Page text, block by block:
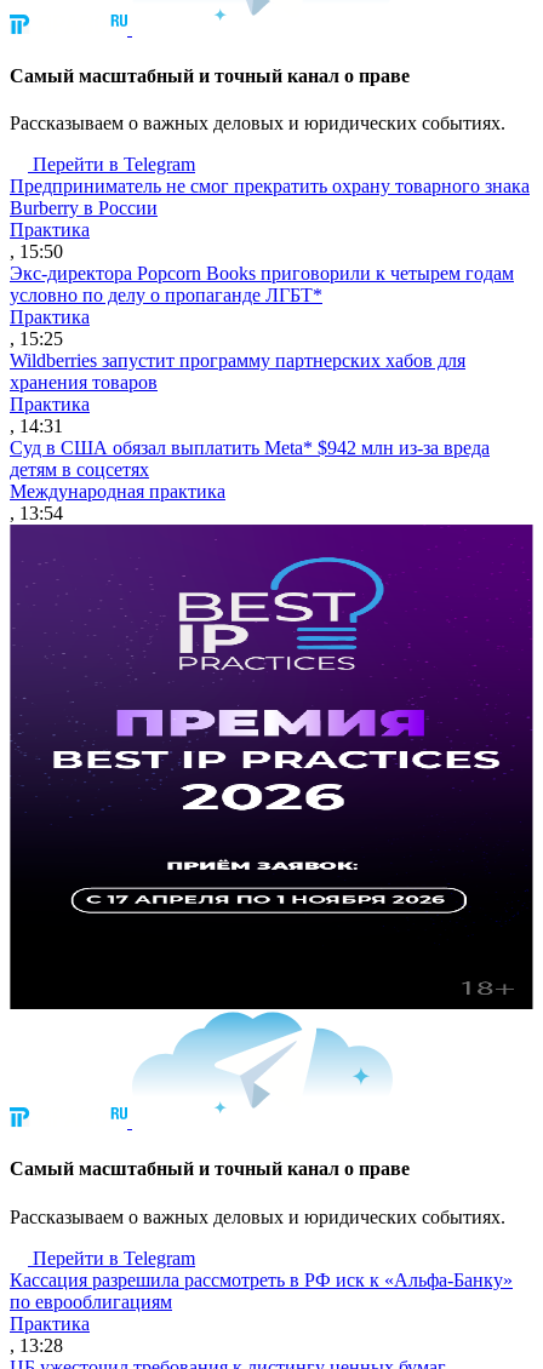
Cамый масштабный и точный канал о праве
Рассказываем о важных деловых и юридических событиях.
Перейти в Telegram
Предприниматель не смог прекратить охрану товарного знака
Burberry в России
Практика
, 15:50
Экс-директора Popcorn Books приговорили к четырем годам
условно по делу о пропаганде ЛГБТ*
Практика
, 15:25
Wildberries запустит программу партнерских хабов для
хранения товаров
Практика
, 14:31
Суд в США обязал выплатить Meta* $942 млн из-за вреда
детям в соцсетях
Международная практика
, 13:54
Cамый масштабный и точный канал о праве
Рассказываем о важных деловых и юридических событиях.
Перейти в Telegram
Кассация разрешила рассмотреть в РФ иск к «Альфа-Банку»
по еврооблигациям
Практика
, 13:28